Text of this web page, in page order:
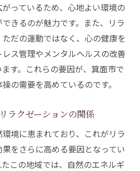
する瞑想のすすめ
たらすリラクゼーションの科
整えるリラクゼーション体操
ョン体操が心に与える影響
解く体操法
目指すリラクゼーション
つための運動習慣
っているため、心地よい環境の
きるのが魅力です。また、リラ
だの運動ではなく、心の健康を
ス管理やメンタルヘルスの改善
す。これらの要因が、箕面市で
の需要を高めているのです。
ラクゼーションの関係
境に恵まれており、これがリラ
をさらに高める要因となってい
この地域では、自然のエネルギ